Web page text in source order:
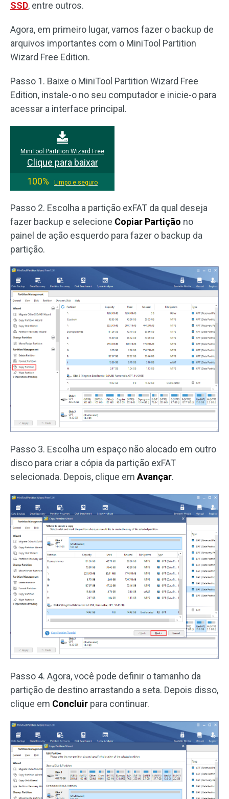
SSD, entre outros.
Agora, em primeiro lugar, vamos fazer o backup de
arquivos importantes com o MiniTool Partition
Wizard Free Edition.
Passo 1. Baixe o MiniTool Partition Wizard Free
Edition, instale-o no seu computador e inicie-o para
acessar a interface principal.
MiniTool Partition Wizard Free
Clique para baixar
100%
Limpo e seguro
Passo 2. Escolha a partição exFAT da qual deseja
fazer backup e selecione Copiar Partição no
painel de ação esquerdo para fazer o backup da
partição.
Passo 3. Escolha um espaço não alocado em outro
disco para criar a cópia da partição exFAT
selecionada. Depois, clique em Avançar.
Passo 4. Agora, você pode definir o tamanho da
partição de destino arrastando a seta. Depois disso,
clique em Concluir para continuar.